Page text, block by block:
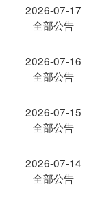
2026-07-17
全部公告
2026-07-16
全部公告
2026-07-15
全部公告
2026-07-14
全部公告